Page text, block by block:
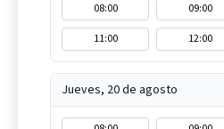
08:00 09:00
11:00
12:00
Jueves, 20 de agosto